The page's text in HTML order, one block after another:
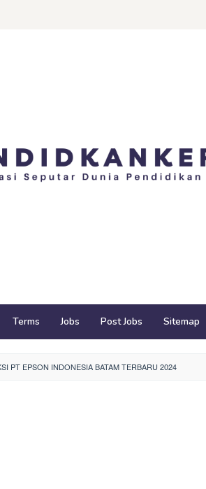
Terms Jobs Post Jobs Sitemap
PT EPSON INDONESIA BATAM TERBARU 2024